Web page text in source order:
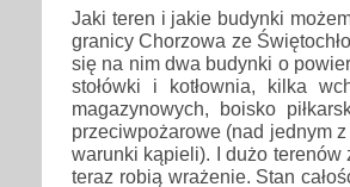
Jaki teren i jakie budynki
granicy Chorzowa ze
się na nim dwa budynki o
stołówki i kotłownia, kilka
magazynowych, boisko
przeciwpożarowe (nad jednym
warunki kąpieli). I dużo
teraz robią wrażenie. Stan